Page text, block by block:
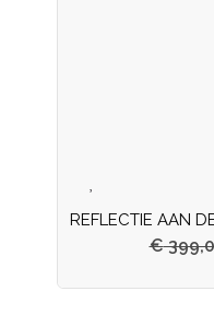
REFLECTIE AAN
€